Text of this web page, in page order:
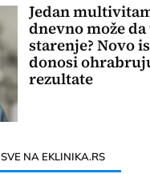
Jedan
dnevno može
starenje? Novo
donosi
rezultate
SVE NA EKLINIKA.RS